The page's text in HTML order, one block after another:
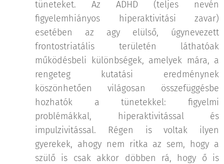
tüneteket. Az ADHD (teljes nevén
figyelemhiányos hiperaktivitási zavar)
esetében az agy elülső, úgynevezett
frontostriatális területén láthatóak
működésbeli különbségek, amelyek mára, a
rengeteg kutatási eredménynek
köszönhetően világosan összefüggésbe
hozhatók a tünetekkel: figyelmi
problémákkal, hiperaktivitással és
impulzivitással. Régen is voltak ilyen
gyerekek, ahogy nem ritka az sem, hogy a
szülő is csak akkor döbben rá, hogy ő is